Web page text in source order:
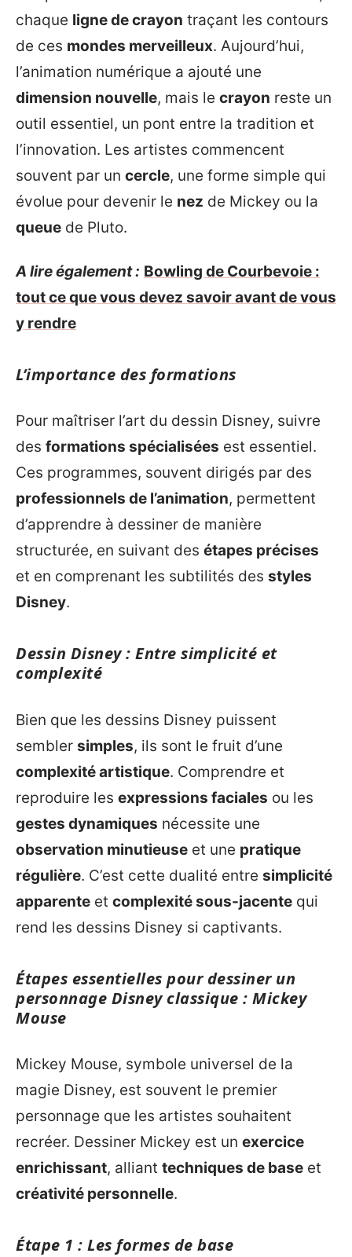
chaque ligne de crayon traçant les contours
de ces mondes merveilleux. Aujourd’hui,
l’animation numérique a ajouté une
dimension nouvelle, mais le crayon reste un
outil essentiel, un pont entre la tradition et
l’innovation. Les artistes commencent
souvent par un cercle, une forme simple qui
évolue pour devenir le nez de Mickey ou la
queue de Pluto.
A lire également : Bowling de Courbevoie :
tout ce que vous devez savoir avant de vous
y rendre
L’importance des formations
Pour maîtriser l’art du dessin Disney, suivre
des formations spécialisées est essentiel.
Ces programmes, souvent dirigés par des
professionnels de l’animation, permettent
d’apprendre à dessiner de manière
structurée, en suivant des étapes précises
et en comprenant les subtilités des styles
Disney.
Dessin Disney : Entre simplicité et
complexité
Bien que les dessins Disney puissent
sembler simples, ils sont le fruit d’une
complexité artistique. Comprendre et
reproduire les expressions faciales ou les
gestes dynamiques nécessite une
observation minutieuse et une pratique
régulière. C’est cette dualité entre simplicité
apparente et complexité sous-jacente qui
rend les dessins Disney si captivants.
Étapes essentielles pour dessiner un
personnage Disney classique : Mickey
Mouse
Mickey Mouse, symbole universel de la
magie Disney, est souvent le premier
personnage que les artistes souhaitent
recréer. Dessiner Mickey est un exercice
enrichissant, alliant techniques de base et
créativité personnelle.
Étape 1 : Les formes de base